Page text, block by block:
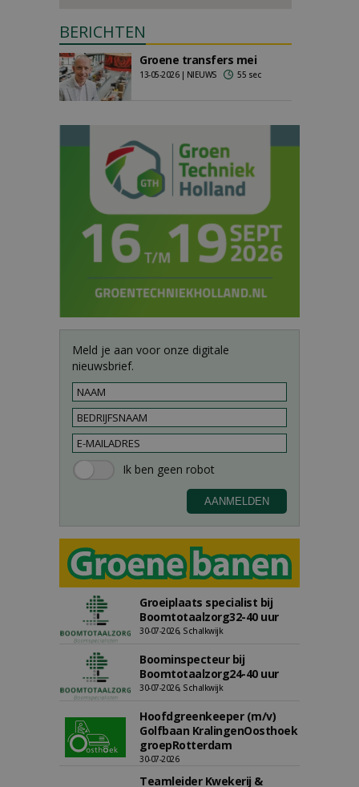
BERICHTEN
Groene transfers mei
13-05-2026 | NIEUWS 55 sec
Meld je aan voor onze digitale
nieuwsbrief.
Groeiplaats specialist bij
Boomtotaalzorg32-40 uur
30-07-2026, Schalkwijk
Boominspecteur bij
Boomtotaalzorg24-40 uur
30-07-2026, Schalkwijk
Hoofdgreenkeeper (m/v)
Golfbaan KralingenOosthoek
groepRotterdam
30-07-2026
Teamleider Kwekerij &